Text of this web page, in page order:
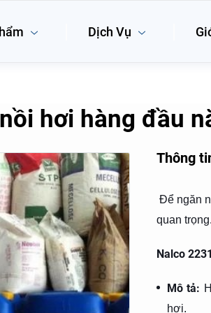
Dịch Vụ
hơi hàng đầu
Thông
Để ngăn
quan
Nalco
Mô tả:
hơi.